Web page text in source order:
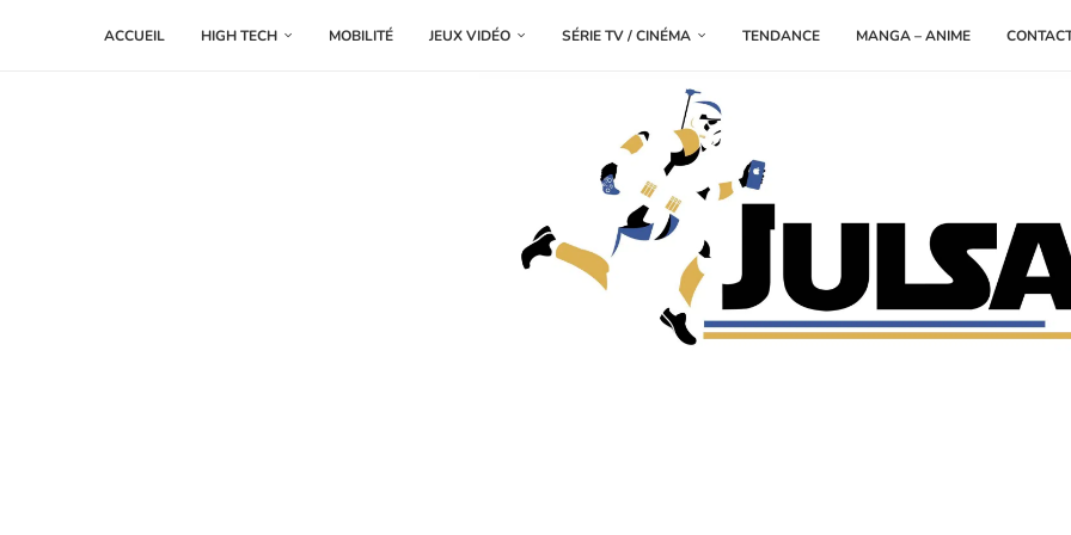
ACCUEIL HIGH TECH MOBILITÉ JEUX VIDÉO SÉRIE TV / CINÉMA TENDANCE MANGA – ANIME